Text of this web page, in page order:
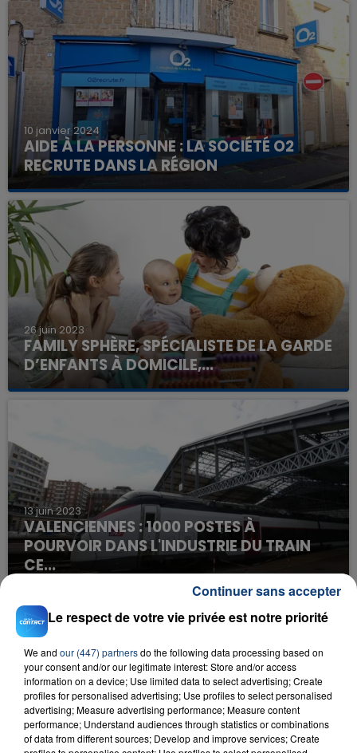
10 janvier 2024
AIDE À LA PERSONNE : LA SOCIÉTÉ O2
RECRUTE DANS LA RÉGION
26 juin 2023
FAMILY SPHÈRE, SPÉCIALISTE DE LA GARDE
D’ENFANTS À DOMICILE,...
13 juin 2023
VALENCIENNES : 1000 POSTES À
POURVOIR DANS L'INDUSTRIE DU TRAIN
CE...
7 juin 2023
LA COMPAGNIE AÉRIENNE EMIRATES DE
Le respect de votre vie privée est notre priorité
We and our (447) partnersdo the following data processing based on
your consent and/or our legitimate interest: Store and/or access
information on a device; Use limited data to select advertising; Create
profiles for personalised advertising; Use profiles to select personalised
advertising; Measure advertising performance; Measure content
performance; Understand audiences through statistics or combinations
of data from different sources; Develop and improve services; Create
Continuer sans accepter